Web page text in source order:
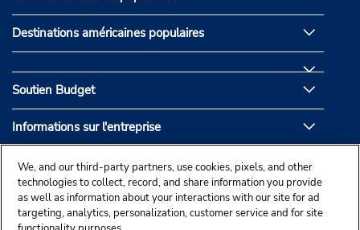
Destinations américaines populaires
Soutien Budget
Informations sur l'entreprise
Partenaires de Budget
We, and our third-party partners, use cookies, pixels, and other
technologies to collect, record, and share information you provide
as well as information about your interactions with our site for ad
targeting, analytics, personalization, customer service and for site